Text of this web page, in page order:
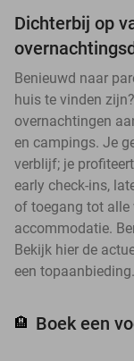
Dichterbij op
Benieuwd naar
huis te vinden
overnachtingen
en campings. Je
verblijf; je
early check-ins,
of toegang tot
accommodatie.
Bekijk hier de
een topaanbieding.
🏨 Boek een